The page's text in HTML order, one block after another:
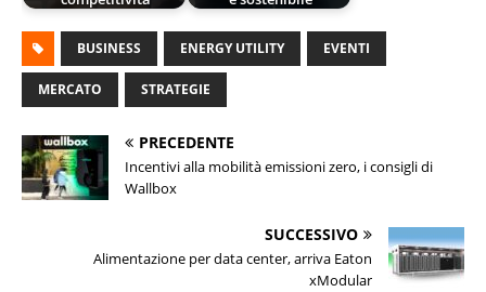
BUSINESS ENERGY UTILITY EVENTI
MERCATO STRATEGIE
PRECEDENTE
Incentivi alla mobilità emissioni zero, i consigli di
Wallbox
SUCCESSIVO
Alimentazione per data center, arriva Eaton
xModular